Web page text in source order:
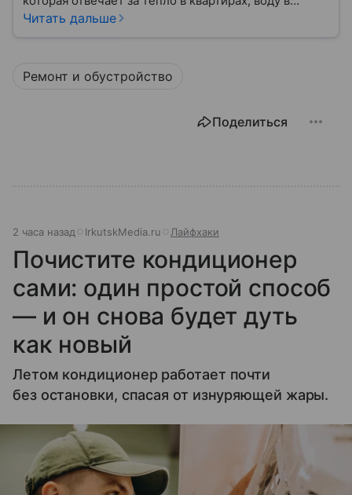
кране, освещение улиц и чистоту во дворах.
Читать дальше
Ремонт и обустройство
Поделиться
2 часа назад IrkutskMedia.ru Лайфхаки
Почистите кондиционер
сами: один простой способ
— и он снова будет дуть
как новый
Летом кондиционер работает почти
без остановки, спасая от изнуряющей жары.